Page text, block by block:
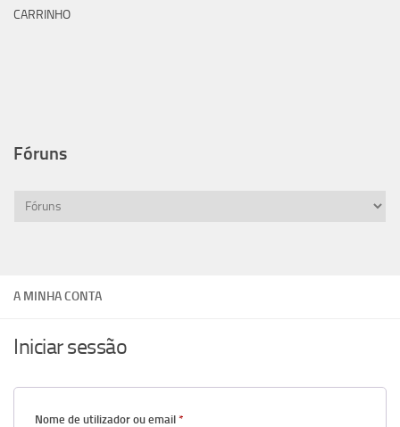
A MINHA CONTA
Iniciar sessão
Nome de utilizador ou email *
CARRINHO
Fóruns